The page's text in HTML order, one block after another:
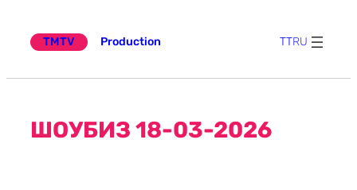
TMTV
Production TTRU
ШОУБИЗ 18-03-2026